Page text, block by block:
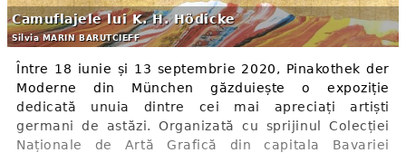
Camuflajele lui K. H. Hödicke
Silvia MARIN BARUTCIEFF
Între 18 iunie și 13 septembrie 2020, Pinakothek der
Moderne din München găzduiește o expoziție
dedicată unuia dintre cei mai apreciați artiști
germani de astăzi. Organizată cu sprijinul Colecției
Naționale de Artă Grafică din capitala Bavariei